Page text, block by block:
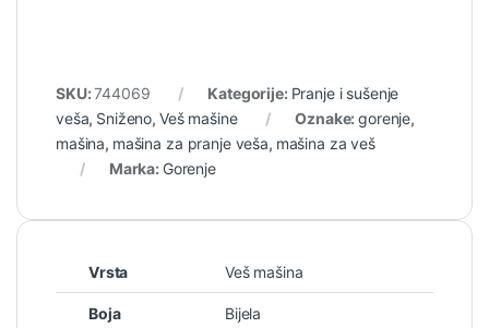
SKU:744069 Kategorije: Pranje i sušenje
veša, Sniženo, Veš mašine Oznake:gorenje,
mašina, mašina za pranje veša, mašina za veš
Marka: Gorenje
Vrsta Veš mašina
Boja Bijela